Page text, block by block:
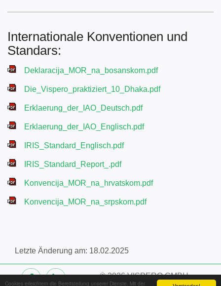
Cookies erleichtern die Bereitstellung unserer Dienste. Mit der
Internationale Konventionen und
Standars:
Deklaracija_MOR_na_bosanskom.pdf
Die_Vispero_praktiziert_10_Dhaka.pdf
Erklaerung_der_IAO_Deutsch.pdf
Erklaerung_der_IAO_Englisch.pdf
IRIS_Standard_Englisch.pdf
IRIS_Standard_Report_.pdf
Konvencija_MOR_na_hrvatskom.pdf
Konvencija_MOR_na_srpskom.pdf
Letzte Änderung am: 18.02.2025
©2026 VISPERO GMBH